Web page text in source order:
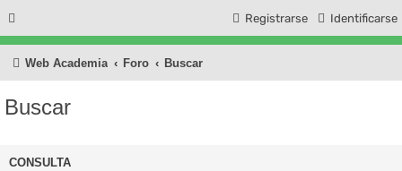
Identificarse
Registrarse
Web Academia Foro Buscar
Buscar
CONSULTA